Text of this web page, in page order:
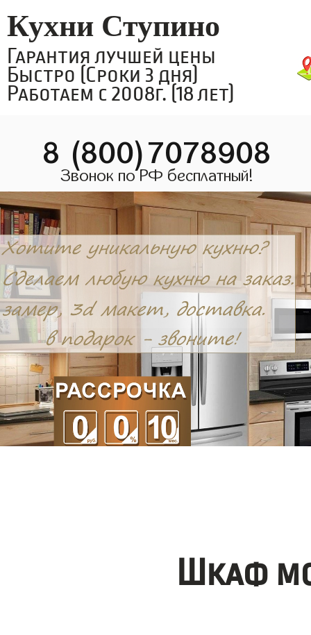
Кухни Ступино
Гарантия лучшей цены
Быстро (Сроки 3 дня)
Работаем с 2008г. (18 лет)
8 (800)7078908
Звонок по РФ бесплатный!
Шкаф